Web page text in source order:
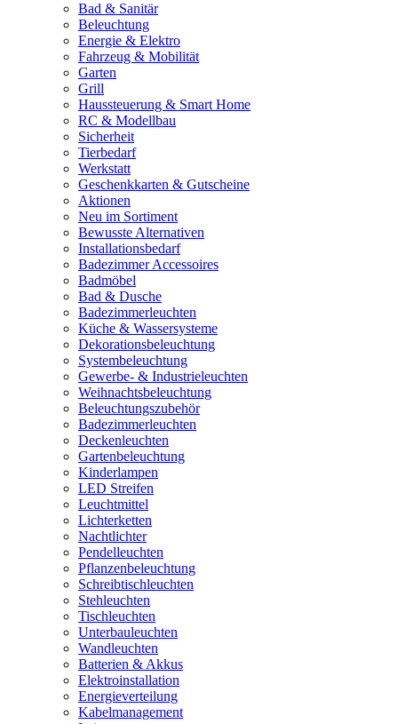
Bad & Sanitär
Beleuchtung
Energie & Elektro
Fahrzeug & Mobilität
Garten
Grill
Haussteuerung & Smart Home
RC & Modellbau
Sicherheit
Tierbedarf
Werkstatt
Geschenkkarten & Gutscheine
Aktionen
Neu im Sortiment
Bewusste Alternativen
Installationsbedarf
Badezimmer Accessoires
Badmöbel
Bad & Dusche
Badezimmerleuchten
Küche & Wassersysteme
Dekorationsbeleuchtung
Systembeleuchtung
Gewerbe- & Industrieleuchten
Weihnachtsbeleuchtung
Beleuchtungszubehör
Badezimmerleuchten
Deckenleuchten
Gartenbeleuchtung
Kinderlampen
LED Streifen
Leuchtmittel
Lichterketten
Nachtlichter
Pendelleuchten
Pflanzenbeleuchtung
Schreibtischleuchten
Stehleuchten
Tischleuchten
Unterbauleuchten
Wandleuchten
Batterien & Akkus
Elektroinstallation
Energieverteilung
Kabelmanagement